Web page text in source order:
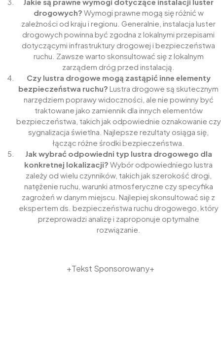
drogowych? Wymogi prawne mogą się różnić w
zależności od kraju i regionu. Generalnie, instalacja luster
drogowych powinna być zgodna z lokalnymi przepisami
dotyczącymi infrastruktury drogowej i bezpieczeństwa
ruchu. Zawsze warto skonsultować się z lokalnym
zarządem dróg przed instalacją.
Czy lustra drogowe mogą zastąpić inne elementy
bezpieczeństwa ruchu? Lustra drogowe są skutecznym
narzędziem poprawy widoczności, ale nie powinny być
traktowane jako zamiennik dla innych elementów
bezpieczeństwa, takich jak odpowiednie oznakowanie czy
sygnalizacja świetlna. Najlepsze rezultaty osiąga się,
łącząc różne środki bezpieczeństwa.
Jak wybrać odpowiedni typ lustra drogowego dla
konkretnej lokalizacji? Wybór odpowiedniego lustra
zależy od wielu czynników, takich jak szerokość drogi,
natężenie ruchu, warunki atmosferyczne czy specyfika
zagrożeń w danym miejscu. Najlepiej skonsultować się z
ekspertem ds. bezpieczeństwa ruchu drogowego, który
przeprowadzi analizę i zaproponuje optymalne
rozwiązanie.
+Tekst Sponsorowany+